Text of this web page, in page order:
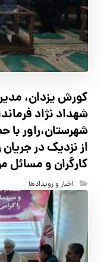
کورش یزدان،
شهداد نژاد
شهرستان،راور
از نزدیک در
کارگران و مسائل
اخبار و رویدادها